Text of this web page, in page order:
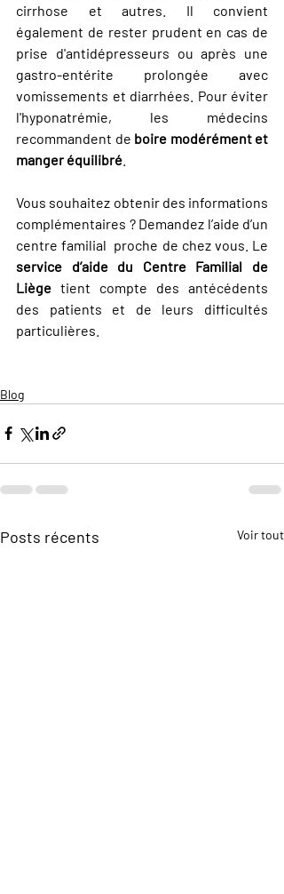
cirrhose et autres. Il convient
également de rester prudent en cas de
prise d'antidépresseurs ou après une
gastro-entérite prolongée avec
vomissements et diarrhées. Pour éviter
l'hyponatrémie, les médecins
recommandent de boire modérément et
manger équilibré
Vous souhaitez obtenir des informations
complémentaires ? Demandez l’aide d’un
service d’aide du Centre Familial de
Liège tient compte des antécédents
des patients et de leurs difficultés
particulières.
Blog
Posts récents Voir tout